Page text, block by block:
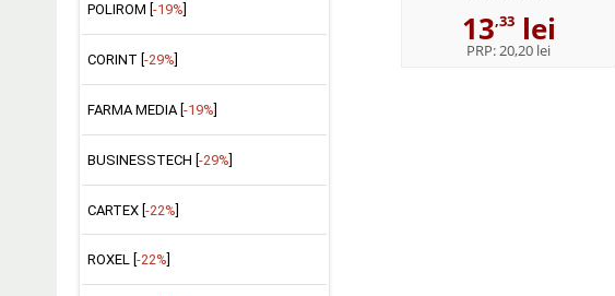
POLIROM [ -19%
CORINT [ -29%
FARMA MEDIA [ -19%
BUSINESSTECH [-29%]
CARTEX [-22%]
ROXEL [ -22%
13,33lei
PRP:20,20 lei